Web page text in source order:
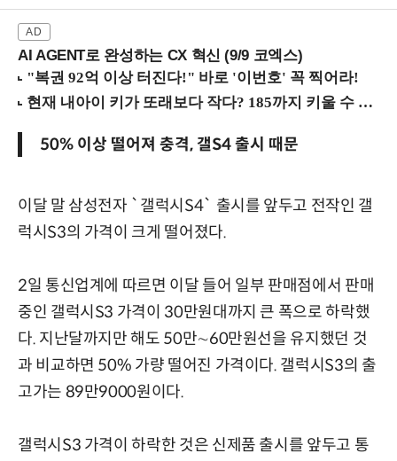
AI AGENT로 완성하는 CX 혁신 (9/9 코엑스)
50% 이상 떨어져 충격, 갤S4 출시 때문
이달 말 삼성전자 `갤럭시S4` 출시를 앞두고 전작인 갤
럭시S3의 가격이 크게 떨어졌다.
2일 통신업계에 따르면 이달 들어 일부 판매점에서 판매
중인 갤럭시S3 가격이 30만원대까지 큰 폭으로 하락했
다. 지난달까지만 해도 50만∼60만원선을 유지했던 것
과 비교하면 50% 가량 떨어진 가격이다. 갤럭시S3의 출
고가는 89만9000원이다.
갤럭시S3 가격이 하락한 것은 신제품 출시를 앞두고 통